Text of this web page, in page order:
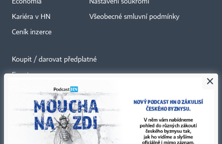
Economia
Kariéra v HN
Ceník inzerce
Nastavení soukromí
Všeobecné smluvní podmínky
Koupit / darovat předplatné
Eventy
Newslettery
RSS kanály
Autorská práva vykonává vydavatel. Bez písemného svolení vydavatele je
×